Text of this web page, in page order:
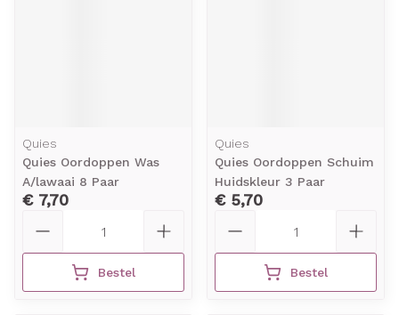
Quies
Quies Oordoppen Was
A/lawaai 8 Paar
€ 7,70
Bestel
Quies
Quies Oordoppen Schuim
Huidskleur 3 Paar
€ 5,70
Bestel